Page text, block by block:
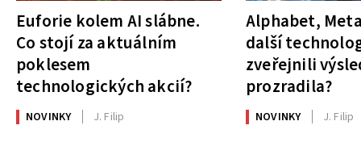
Euforie kolem AI slábne.
Co stojí za aktuálním
poklesem
technologických akcií?
NOVINKY J. Filip
Alphabet,
další
zveřejnili
prozradila?
NOVINKY J. Filip